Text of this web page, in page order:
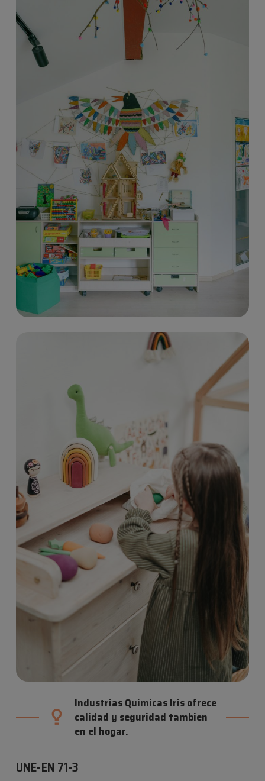
Industrias Químicas Iris ofrece
calidad y seguridad tambien
en el hogar.
UNE-EN 71-3